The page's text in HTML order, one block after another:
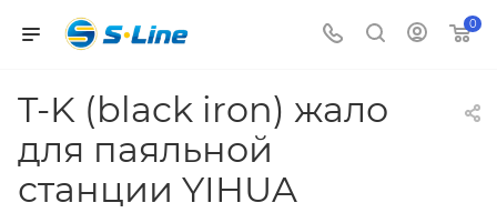
0
T-K (black iron) жало
для паяльной
станции YIHUA